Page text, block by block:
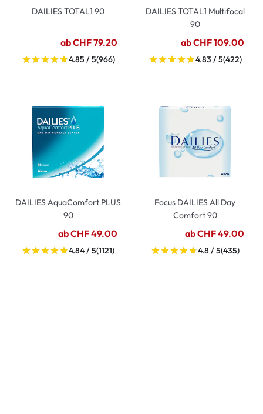
DAILIES TOTAL1 90
ab CHF 79.20
4.85 / 5(966)
DAILIES TOTAL1 Multifocal
90
ab CHF 109.00
4.83 / 5(422)
DAILIES AquaComfort PLUS
90
ab CHF 49.00
4.84 / 5(1121)
Focus DAILIES All Day
Comfort 90
ab CHF 49.00
4.8 / 5(435)